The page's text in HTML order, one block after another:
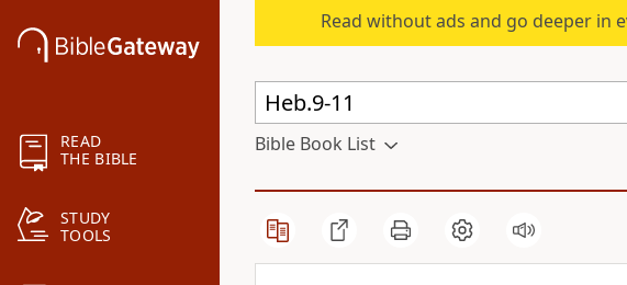
READ
THE BIBLE
STUDY
TOOLS
Read without ads and go deeper in
Bible Book List